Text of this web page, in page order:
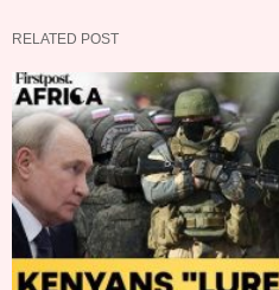
RELATED POST